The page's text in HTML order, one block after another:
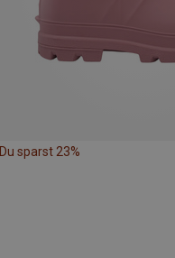
Du sparst 23%